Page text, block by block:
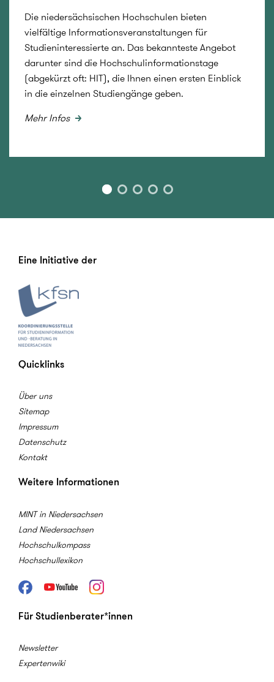
Die niedersächsischen Hochschulen bieten
vielfältige Informationsveranstaltungen für
Studieninteressierte an. Das bekannteste Angebot
darunter sind die Hochschulinformationstage
(abgekürzt oft: HIT), die Ihnen einen ersten Einblick
in die einzelnen Studiengänge geben.
Mehr Infos
Eine Initiative der
Quicklinks
Über uns
Sitemap
Impressum
Datenschutz
Kontakt
Weitere Informationen
MINT in Niedersachsen
Land Niedersachsen
Hochschulkompass
Hochschullexikon
FacebookYoutube Instagram
Für Studienberater*innen
Newsletter
Expertenwiki